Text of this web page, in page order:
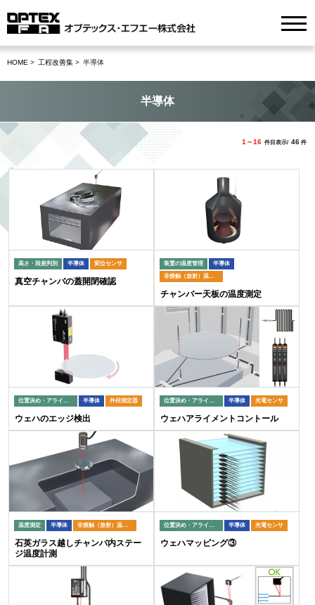
HOME 工程改善集 半導体
半導体
1～16 件目表示/ 46 件
高さ・段差判別 半導体 変位センサ
真空チャンバの蓋開閉確認
装置の温度管理
半導体
非接触（放射）温度計
チャンバー天板の温度測定
位置決め・アライメント 半導体 外径測定器
ウェハのエッジ検出
位置決め・アライメント 半導体 光電センサ
ウェハアライメントコントール
温度測定 半導体 非接触（放射）温度計
石英ガラス越しチャンバ内ステー
ジ温度計測
位置決め・アライメント 半導体 光電センサ
ウェハマッピング③